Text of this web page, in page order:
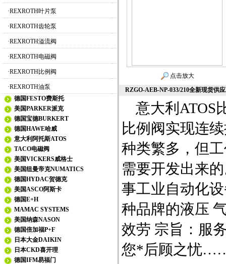
·REXROTH叶片泵
·REXROTH齿轮泵
·REXROTH溢流阀
·REXROTH电磁阀
·REXROTH比例阀
·REXROTH油泵
德国FESTO费斯托
美国PARKER派克
德国宝德BURKERT
德国HAWE哈威
意大利阿托斯ATOS
TACO电磁阀
美国VICKERS威格士
美国纽曼帝克NUMATICS
德国HYDAC贺德克
美国ASCO阿斯卡
德国E+H
MAMAC SYSTEMS
美国纳森NASON
德国倍加福P+F
日本大金DAIKIN
日本CKD喜开理
德国IFM易福门
点击放大
RZGO-AEB-NP-033/210全新现货供
意大利ATOS
比例阀实现连
种类繁多，但
需要开发出来
事工业自动化
种品牌的液压
效劳 宗旨：服
您*后顾之忧